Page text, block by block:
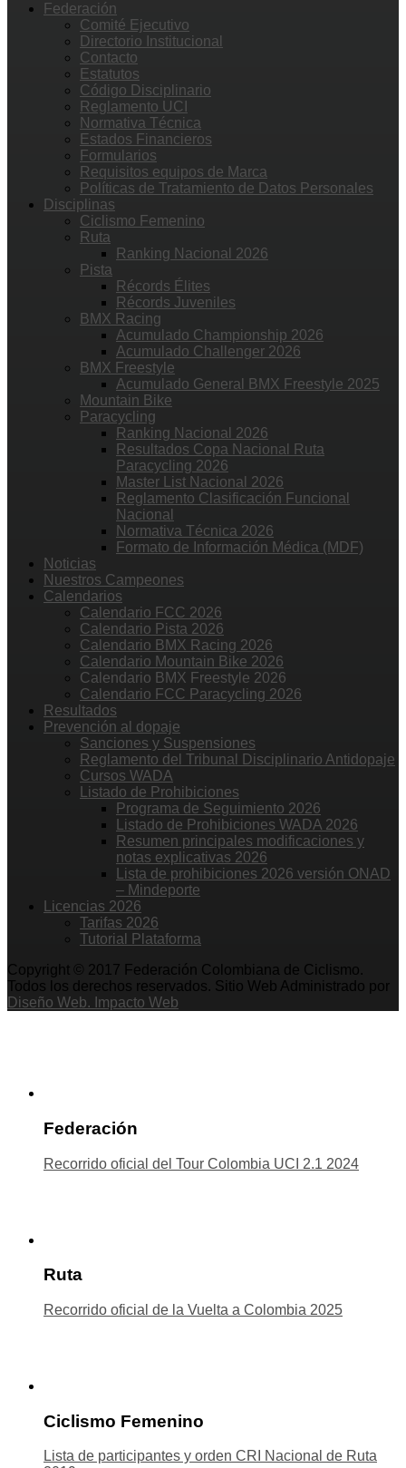
Federación
Comité Ejecutivo
Directorio Institucional
Contacto
Estatutos
Código Disciplinario
Reglamento UCI
Normativa Técnica
Estados Financieros
Formularios
Requisitos equipos de Marca
Políticas de Tratamiento de Datos Personales
Disciplinas
Ciclismo Femenino
Ruta
Ranking Nacional 2026
Pista
Récords Élites
Récords Juveniles
BMX Racing
Acumulado Championship 2026
Acumulado Challenger 2026
BMX Freestyle
Acumulado General BMX Freestyle 2025
Mountain Bike
Paracycling
Ranking Nacional 2026
Resultados Copa Nacional Ruta
Paracycling 2026
Master List Nacional 2026
Reglamento Clasificación Funcional
Nacional
Normativa Técnica 2026
Formato de Información Médica (MDF)
Noticias
Nuestros Campeones
Calendarios
Calendario FCC 2026
Calendario Pista 2026
Calendario BMX Racing 2026
Calendario Mountain Bike 2026
Calendario BMX Freestyle 2026
Calendario FCC Paracycling 2026
Resultados
Prevención al dopaje
Sanciones y Suspensiones
Reglamento del Tribunal Disciplinario Antidopaje
Cursos WADA
Listado de Prohibiciones
Programa de Seguimiento 2026
Listado de Prohibiciones WADA 2026
Resumen principales modificaciones y
notas explicativas 2026
Lista de prohibiciones 2026 versión ONAD
– Mindeporte
Licencias 2026
Tarifas 2026
Tutorial Plataforma
Copyright © 2017 Federación Colombiana de Ciclismo.
Todos los derechos reservados. Sitio Web Administrado por
Diseño Web. Impacto Web
Federación
Recorrido oficial del Tour Colombia UCI 2.1 2024
Ruta
Recorrido oficial de la Vuelta a Colombia 2025
Ciclismo Femenino
Lista de participantes y orden CRI Nacional de Ruta